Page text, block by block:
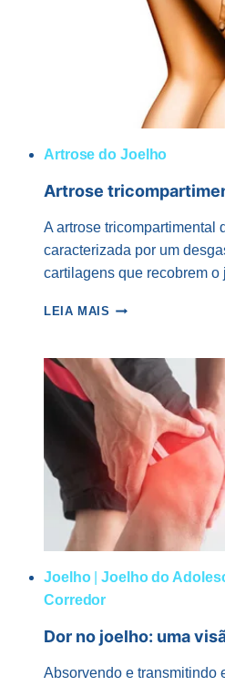
JOELHOS
Artrose do Joelho
Artrose
A artrose tricompartimental
caracterizada por um
cartilagens que recobrem
LEIA MAIS ARTROSE
JOELHO
Joelho|Joelho do
Corredor
Dor no joelho: uma
Absorvendo e transmitindo